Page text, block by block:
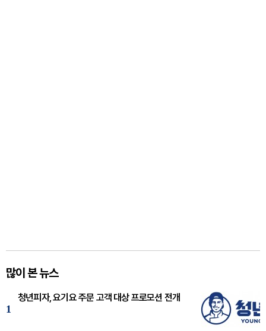
많이 본 뉴스
1
청년피자, 요기요 주문 고객 대상 프로모션 전개